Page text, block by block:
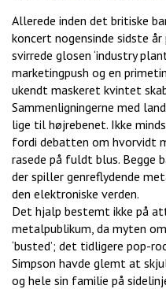
Allerede inden det britiske
koncert nogensinde sidste
svirrede glosen ‘industry
marketingpush og en
ukendt maskeret kvintet
Sammenligningerne med
lige til højrebenet. Ikke
fordi debatten om hvorvidt
rasede på fuldt blus. Begge
der spiller genreflydende
den elektroniske verden.
Det hjalp bestemt ikke på
metalpublikum, da myten
‘busted’; det tidligere pop-
Simpson havde glemt at
og hele sin familie på